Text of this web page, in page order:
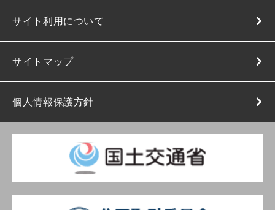
サイト利用について
サイトマップ
個人情報保護方針